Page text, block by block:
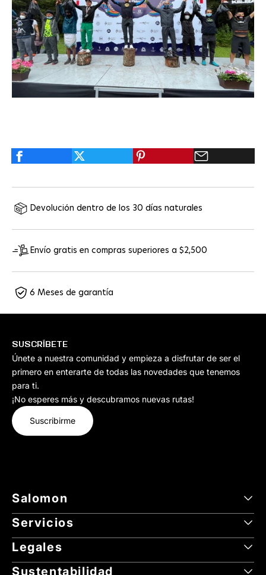
Devolución dentro de los 30 días naturales
Envío gratis en compras superiores a $2,500
6 Meses de garantía
SUSCRÍBETE
Únete a nuestra comunidad y empieza a disfrutar de ser el
primero en enterarte de todas las novedades que tenemos
para ti.
¡No esperes más y descubramos nuevas rutas!
Suscribirme
Salomon
Servicios
Legales
Sustentabilidad